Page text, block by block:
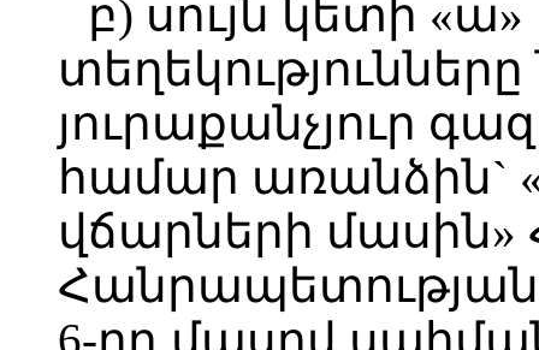
բ) սույն կետի
յուրաքանչյուր
համար
վճարների
Հանրապետության